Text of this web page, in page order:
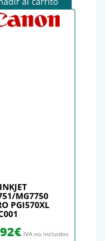
MG7750
PGI570XL
€ IVA no incluidos